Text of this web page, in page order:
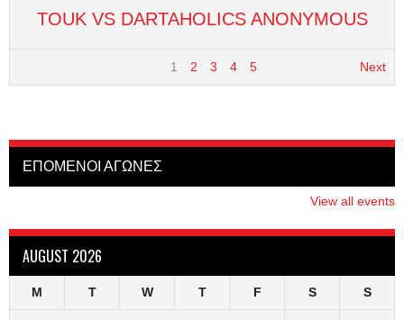
TOUK VS DARTAHOLICS ANONYMOUS
1 2 3 4 5 Next
ΕΠΟΜΕΝΟΙ ΑΓΩΝΕΣ
View all events
AUGUST 2026
M T W T F S S